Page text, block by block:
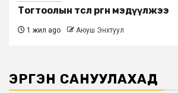
Тогтоолын төсөл өргөн мэдүүлжээ
1 жил ago Аюуш Энхтуул
ЭРГЭН САНУУЛАХАД